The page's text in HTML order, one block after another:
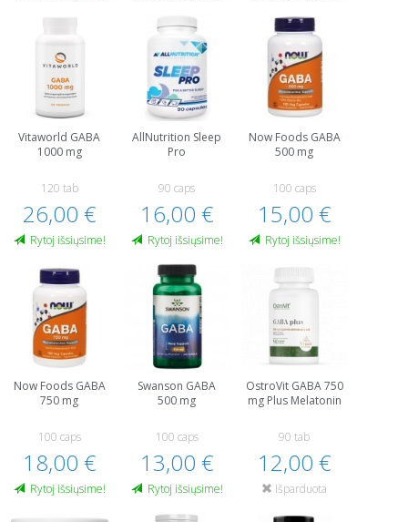
Vitaworld GABA
1000 mg
120 tab
26,00 €
Rytoj išsiųsime!
AllNutrition Sleep
Pro
90 caps
16,00 €
Rytoj išsiųsime!
Now Foods GABA
500 mg
100 caps
15,00 €
Rytoj išsiųsime!
Now Foods GABA
750 mg
100 caps
18,00 €
Rytoj išsiųsime!
Swanson GABA
500 mg
100 caps
13,00 €
Rytoj išsiųsime!
OstroVit GABA 750
mg Plus Melatonin
90 tab
12,00 €
Išparduota